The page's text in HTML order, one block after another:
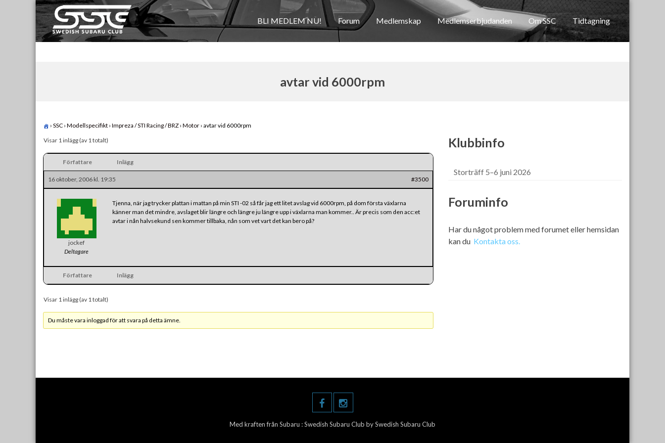
Skip
to
content
Swedish Subaru Club
För oss som älskar Subaru!
BLI MEDLEM NU! Forum Medlemskap Medlemserbjudanden Om SSC Tidtagning
avtar vid 6000rpm
› SSC › Modellspecifikt › Impreza / STI Racing / BRZ › Motor › avtar vid 6000rpm
Visar 1 inlägg (av 1 totalt)
Författare Inlägg
16 oktober, 2006 kl. 19:35 #3500
jockef
Deltagare
Tjenna, när jag trycker plattan i mattan på min STI -02 så får jag ett litet avslag vid 6000rpm, på dom första växlarna
känner man det mindre, avslaget blir längre och längre ju längre upp i växlarna man kommer.. Är precis som den acc:et
avtar i nån halvsekund sen kommer tillbaka, nån som vet vart det kan bero på?
Författare Inlägg
Visar 1 inlägg (av 1 totalt)
Du måste vara inloggad för att svara på detta ämne.
Klubbinfo
Storträff 5–6 juni 2026
Foruminfo
Har du något problem med forumet eller hemsidan
kan du Kontakta oss.
Med kraften från Subaru :Swedish Subaru Club by Swedish Subaru Club